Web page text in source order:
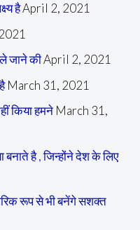
हैApril 2, 2021
ले जाने कीApril 2, 2021
March 31, 2021
किया हमने March 31,
बनाते है , जिन्होंने देश के लिए
रूप से भी बनेंगे सशक्त